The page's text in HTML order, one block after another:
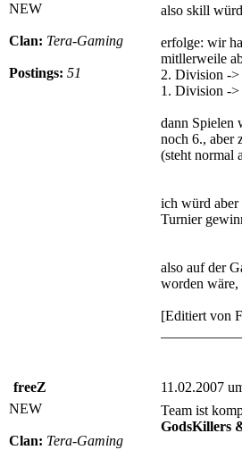
NEW
Clan: Tera-Gaming
Postings: 51
also skill
erfolge: wir
mitllerweile
2. Division ->
1. Division ->
dann Spielen
noch 6., aber
(steht normal
ich würd aber
Turnier
also auf der
worden
[Editiert von
freeZ 11.02.2007
NEW
Clan: Tera-Gaming
Team ist
GodsKillers